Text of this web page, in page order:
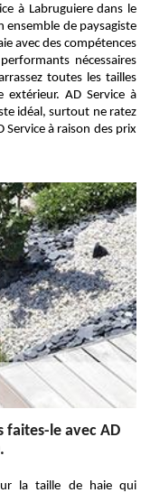
à Labruguiere dans le
ensemble de paysagiste
avec des compétences
nécessaires
toutes les tailles
AD Service à
idéal, surtout ne ratez
Service à raison des prix
faites-le avec AD
la taille de haie qui